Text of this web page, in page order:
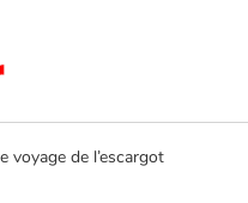
voyage de l’escargot